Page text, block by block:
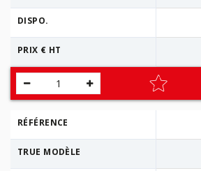
DISPO.
PRIX € HT
RÉFÉRENCE
TRUE MODÈLE